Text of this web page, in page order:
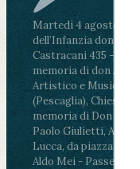
Martedì 4 agosto2026
dell’Infanzia don
Castracani 435 -
memoria di don Aldo
Artistico e Musicale
(Pescaglia), Chiesa
memoria di Don Aldo
Paolo Giulietti,
Lucca, da piazza
Aldo Mei -